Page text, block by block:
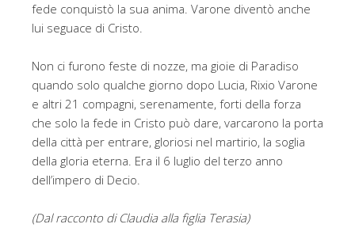
fede conquistò la sua anima. Varone diventò anche
lui seguace di Cristo.
Non ci furono feste di nozze, ma gioie di Paradiso
quando solo qualche giorno dopo Lucia, Rixio Varone
e altri 21 compagni, serenamente, forti della forza
che solo la fede in Cristo può dare, varcarono la porta
della città per entrare, gloriosi nel martirio, la soglia
della gloria eterna. Era il 6 luglio del terzo anno
dell’impero di Decio.
(Dal racconto di Claudia alla figlia Terasia)